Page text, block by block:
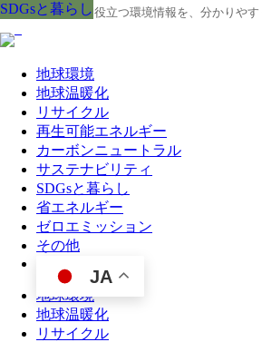
地球の今と未来に役立つ環境情報を、分かりや
地球環境
地球温暖化
リサイクル
再生可能エネルギー
カーボンニュートラル
サステナビリティ
SDGsと暮らし
省エネルギー
ゼロエミッション
その他
JA
地球環境
地球温暖化
リサイクル
SDGsと暮らし
SDGsと暮らし
SDGsと暮らし
SDGsと暮らし
SDGsと暮らし
SDGsと暮らし
SDGsと暮らし
SDGsと暮らし
SDGsと暮らし